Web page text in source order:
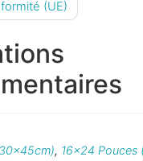
(UE)
, 16×24 Pouces